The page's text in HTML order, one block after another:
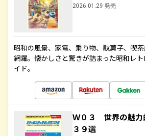
2026.01.29 発売
昭和の風景、家電、乗り物、駄菓子、喫
網羅。懐かしさと驚きが詰まった昭和レ
イド。
Ｗ０３ 世界の魅力
３９選